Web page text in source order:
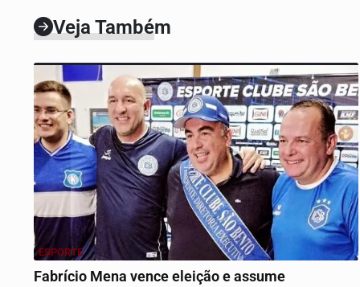
Veja Também
ESPORTE
Fabrício Mena vence eleição e assume